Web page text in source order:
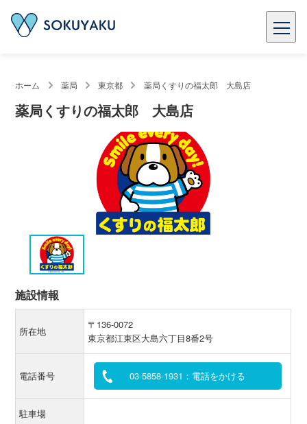
ホーム 薬局 東京都 薬局くすりの福太郎 大島店
薬局くすりの福太郎 大島店
施設情報
所在地
〒136-0072
東京都江東区大島六丁目8番2号
電話番号 03-5858-1931：電話をかける
駐車場